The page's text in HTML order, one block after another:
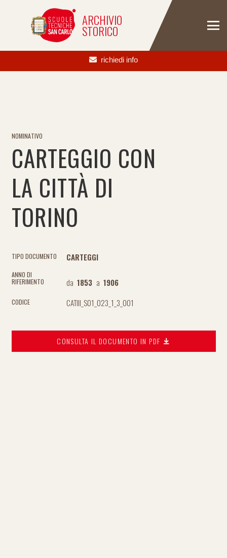
ARCHIVIO
STORICO
richiedi info
NOMINATIVO
CARTEGGIO CON
LA CITTÀ DI
TORINO
TIPO DOCUMENTO CARTEGGI
ANNO DI
RIFERIMENTO
da 1853 a 1906
CODICE CATIII_S01_023_1_3_001
CONSULTA IL DOCUMENTO IN PDF